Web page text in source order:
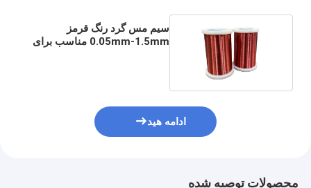
سیم مس گرد رنگ قرمز
0.05mm-1.5mm مناسب برای
ادامه هید
محصولات توصیه شده